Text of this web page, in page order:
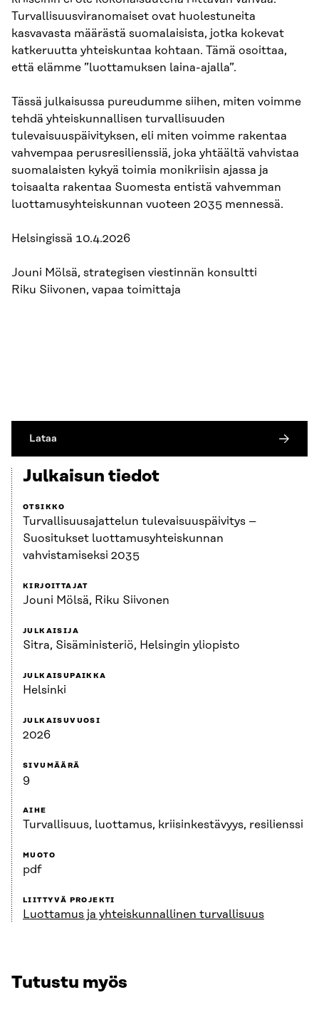
Turvallisuusviranomaiset ovat huolestuneita
kasvavasta määrästä suomalaisista, jotka kokevat
katkeruutta yhteiskuntaa kohtaan. Tämä osoittaa,
että elämme ”luottamuksen laina-ajalla”.
Tässä julkaisussa pureudumme siihen, miten voimme
tehdä yhteiskunnallisen turvallisuuden
tulevaisuuspäivityksen, eli miten voimme rakentaa
vahvempaa perusresilienssiä, joka yhtäältä vahvistaa
suomalaisten kykyä toimia monikriisin ajassa ja
toisaalta rakentaa Suomesta entistä vahvemman
luottamusyhteiskunnan vuoteen 2035 mennessä.
Helsingissä 10.4.2026
Jouni Mölsä, strategisen viestinnän konsultti
Riku Siivonen, vapaa toimittaja
Lataa
Julkaisun tiedot
OTSIKKO
Turvallisuusajattelun tulevaisuuspäivitys –
Suositukset luottamusyhteiskunnan
vahvistamiseksi 2035
KIRJOITTAJAT
Jouni Mölsä, Riku Siivonen
JULKAISIJA
Sitra, Sisäministeriö, Helsingin yliopisto
JULKAISUPAIKKA
Helsinki
JULKAISUVUOSI
2026
SIVUMÄÄRÄ
9
AIHE
Turvallisuus, luottamus, kriisinkestävyys, resilienssi
MUOTO
pdf
LIITTYVÄ PROJEKTI
Luottamus ja yhteiskunnallinen turvallisuus
Tutustu myös